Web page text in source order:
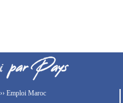
›› Emploi Maroc